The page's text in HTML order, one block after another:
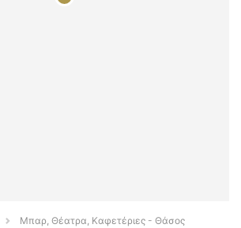
Μπαρ, Θέατρα, Καφετέριες - Θάσος